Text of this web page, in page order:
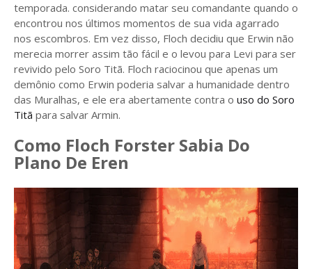
temporada. considerando matar seu comandante quando o
encontrou nos últimos momentos de sua vida agarrado
nos escombros. Em vez disso, Floch decidiu que Erwin não
merecia morrer assim tão fácil e o levou para Levi para ser
revivido pelo Soro Titã. Floch raciocinou que apenas um
demônio como Erwin poderia salvar a humanidade dentro
das Muralhas, e ele era abertamente contra o uso do Soro
Titã para salvar Armin.
Como Floch Forster Sabia Do
Plano De Eren